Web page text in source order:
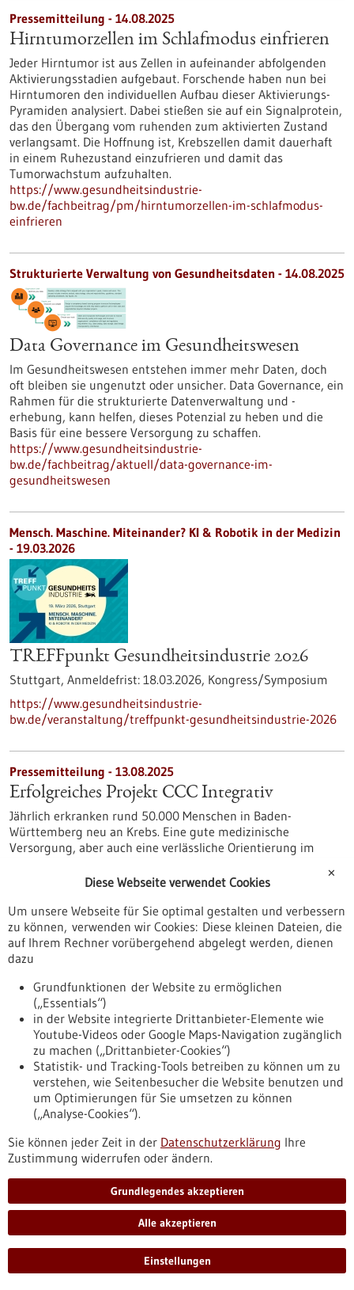
Pressemitteilung - 14.08.2025
Hirntumorzellen im Schlafmodus einfrieren
Jeder Hirntumor ist aus Zellen in aufeinander abfolgenden
Aktivierungsstadien aufgebaut. Forschende haben nun bei
Hirntumoren den individuellen Aufbau dieser Aktivierungs-
Pyramiden analysiert. Dabei stießen sie auf ein Signalprotein,
das den Übergang vom ruhenden zum aktivierten Zustand
verlangsamt. Die Hoffnung ist, Krebszellen damit dauerhaft
in einem Ruhezustand einzufrieren und damit das
Tumorwachstum aufzuhalten.
https://www.gesundheitsindustrie-
bw.de/fachbeitrag/pm/hirntumorzellen-im-schlafmodus-
einfrieren
Strukturierte Verwaltung von Gesundheitsdaten - 14.08.2025
Data Governance im Gesundheitswesen
Im Gesundheitswesen entstehen immer mehr Daten, doch
oft bleiben sie ungenutzt oder unsicher. Data Governance, ein
Rahmen für die strukturierte Datenverwaltung und -
erhebung, kann helfen, dieses Potenzial zu heben und die
Basis für eine bessere Versorgung zu schaffen.
https://www.gesundheitsindustrie-
bw.de/fachbeitrag/aktuell/data-governance-im-
gesundheitswesen
Mensch. Maschine. Miteinander? KI & Robotik in der Medizin
- 19.03.2026
TREFFpunkt Gesundheitsindustrie 2026
Stuttgart, Anmeldefrist: 18.03.2026, Kongress/Symposium
https://www.gesundheitsindustrie-
bw.de/veranstaltung/treffpunkt-gesundheitsindustrie-2026
Pressemitteilung - 13.08.2025
Erfolgreiches Projekt CCC Integrativ
Jährlich erkranken rund 50.000 Menschen in Baden-
Württemberg neu an Krebs. Eine gute medizinische
Versorgung, aber auch eine verlässliche Orientierung im
entscheidend. Das durch den Innovationsfonds des
Integrativ hat ein umfassendes Beratungsangebot zu
Komplementärer Medizin und Pflege für onkologisch
erkrankte Menschen entwickelt.
https://www.gesundheitsindustrie-
Pressemitteilung - 12.08.2025
Biomarker für Insulinresistenz des Gehirns im
Blut entdeckt
Reagiert das Gehirn nicht mehr richtig auf Insulin, liegt eine
Insulinresistenz vor, die das Risiko für Übergewicht, Typ-2-
Diabetes und Alzheimer erhöht. Forschende des Deutschen
Zentrums für Diabetesforschung haben nun im Blut von
Personen ohne Typ-2-Diabetes epigenetische Veränderungen
entdeckt, die zeigen, wie gut das Gehirn auf Insulin anspricht.
Diese Marker könnten helfen, eine Insulinresistenz im Gehirn
mit einem Bluttest zu erkennen.
https://www.gesundheitsindustrie-
bw.de/fachbeitrag/pm/biomarker-fuer-insulinresistenz-des-
gehirns-im-blut-entdeckt
✕
Diese Webseite verwendet Cookies
Um unsere Webseite für Sie optimal gestalten und verbessern
zu können, verwenden wir Cookies: Diese kleinen Dateien, die
auf Ihrem Rechner vorübergehend abgelegt werden, dienen
dazu
Grundfunktionen der Website zu ermöglichen
(„Essentials“)
in der Website integrierte Drittanbieter-Elemente wie
Youtube-Videos oder Google Maps-Navigation zugänglich
zu machen („Drittanbieter-Cookies“)
Statistik- und Tracking-Tools betreiben zu können um zu
verstehen, wie Seitenbesucher die Website benutzen und
um Optimierungen für Sie umsetzen zu können
(„Analyse-Cookies“).
Sie können jeder Zeit in der Datenschutzerklärung Ihre
Zustimmung widerrufen oder ändern.
Grundlegendes akzeptieren
Alle akzeptieren
Einstellungen